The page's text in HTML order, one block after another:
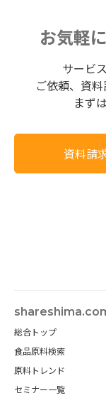
お気軽
サービ
ご依頼、資料
まず
資料請
総合トップ
食品原料検索
原料トレンド
セミナー一覧